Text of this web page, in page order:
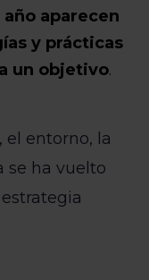
año aparecen
y prácticas
un objetivo.
el entorno, la
se ha vuelto